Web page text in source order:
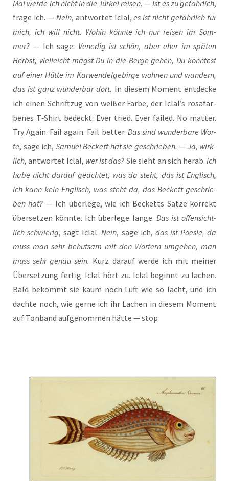
Mal wer­de ich nicht in die Tür­kei rei­sen. —Ist es zu gefähr­lich,
fra­ge ich. — Nein, ant­wor­tet Iclal,es ist nicht gefähr­lich für
mich, ich will nicht. Wohin könn­te ich nur rei­sen im Som­
mer? — Ich sage: Vene­dig ist schön, aber eher im spä­ten
Herbst, viel­leicht magst Du in die Ber­ge gehen, Du könn­test
auf einer Hüt­te im Kar­wen­del­ge­bir­ge woh­nen und wan­dern,
das ist ganz wun­der­bar dort. In die­sem Moment ent­de­cke
ich einen Schrift­zug von wei­ßer Far­be, der Iclal’s rosa­far­
be­nes T‑Shirt bedeckt: Ever tried. Ever fai­led. No mat­ter.
Try Again. Fail again. Fail bet­ter. Das sind wun­der­ba­re Wor­
te, sage ich, Samu­el Beckett hat sie geschrie­ben. — Ja, wirk­
lich, ant­wor­tet Iclal, wer ist das? Sie sieht an sich her­ab. Ich
habe nicht dar­auf geach­tet, was da steht, das ist Eng­lisch,
ich kann kein Eng­lisch, was steht da, das Beckett geschrie­
ben hat? — Ich über­le­ge, wie ich Becketts Sät­ze kor­rekt
über­set­zen könn­te. Ich über­le­ge lan­ge. Das ist offen­sicht­
lich schwie­rig, sagt Iclal.Nein, sage ich, das ist Poe­sie, da
muss man sehr behut­sam mit den Wör­tern umge­hen, man
muss sehr genau sein. Kurz dar­auf wer­de ich mit mei­ner
Über­set­zung fer­tig. Iclal hört zu. Iclal beginnt zu lachen.
Bald bekommt sie kaum noch Luft wie so lacht, und ich
dach­te noch, wie ger­ne ich ihr Lachen in die­sem Moment
auf Ton­band auf­ge­nom­men hät­te — stop